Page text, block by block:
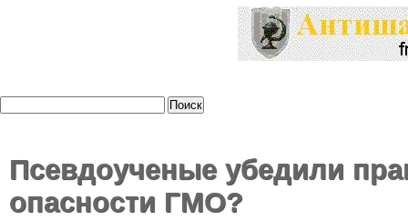
Псевдоученые убедили
опасности ГМО?